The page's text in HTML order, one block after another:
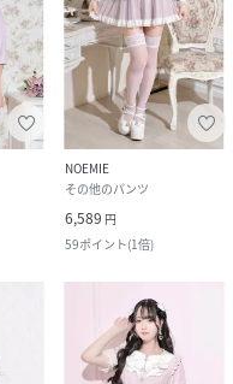
NOEMIE
その他のパンツ
6,589 円
59ポイント(1倍)